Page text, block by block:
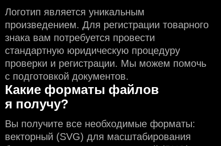
Логотип является уникальным
произведением. Для регистрации товарного
знака вам потребуется провести
стандартную юридическую процедуру
проверки и регистрации. Мы можем помочь
с подготовкой документов.
Какие форматы файлов
я получу?
Вы получите все необходимые форматы:
векторный (SVG) для масштабирования